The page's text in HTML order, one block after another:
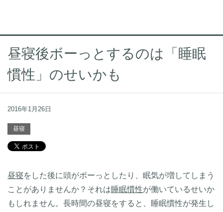
昼寝後ボーっとするのは「睡眠
慣性」のせいかも
2016年1月26日
昼寝
昼寝をした後に頭がボーっとしたり、眠気が増してしまう
ことがありませんか？それは睡眠慣性が働いているせいか
もしれません。長時間の昼寝をすると、睡眠慣性が発生し